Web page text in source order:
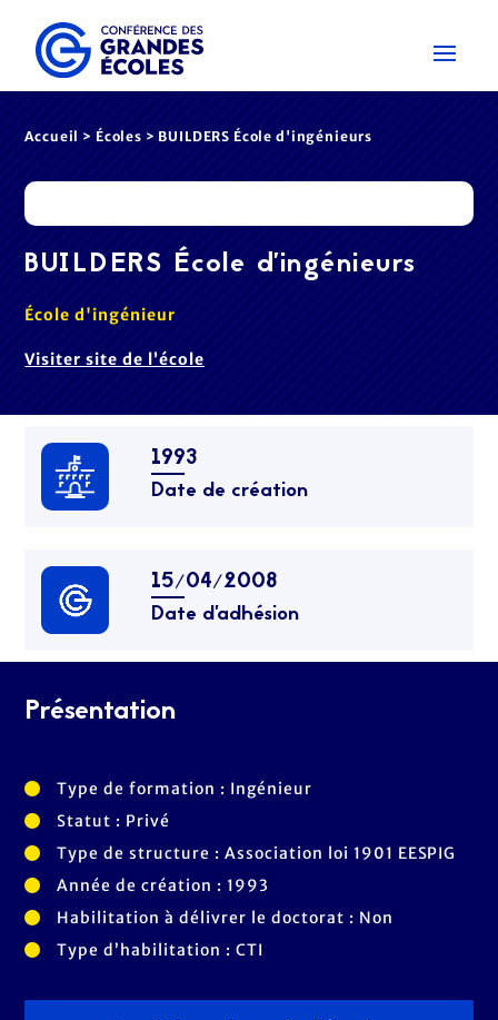
Accueil > Écoles > BUILDERS École d'ingénieurs
BUILDERS École d'ingénieurs
École d'ingénieur
Visiter site de l’école
1993
Date de création
15/04/2008
Date d’adhésion
Présentation
Type de formation : Ingénieur
Statut : Privé
Type de structure : Association loi 1901 EESPIG
Année de création : 1993
Habilitation à délivrer le doctorat : Non
Type d’habilitation : CTI